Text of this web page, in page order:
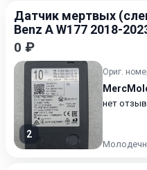
Датчик мертвых
Benz A W177 2018-
0 ₽
2
Ориг.
нет